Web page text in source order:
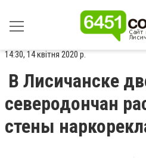
14:30, 14 квітня 2020 р.
В Лисичанске
северодончан
стены